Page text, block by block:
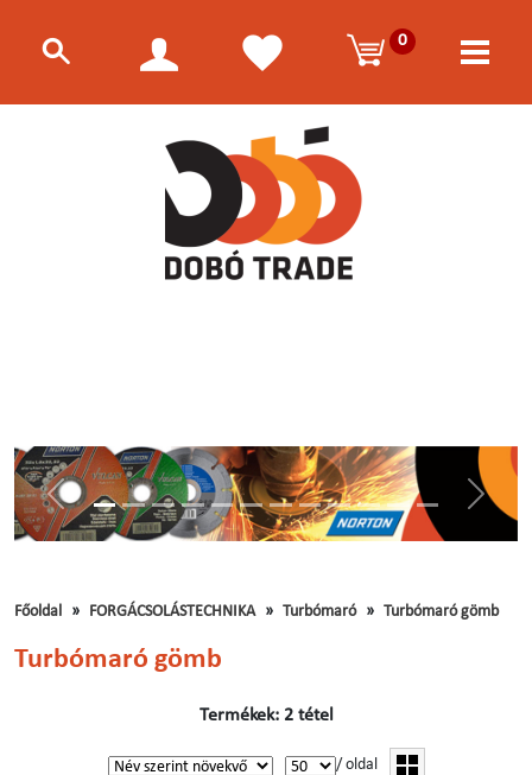
0
Előző
Főoldal FORGÁCSOLÁSTECHNIKA Turbómaró Turbómaró gömb
Turbómaró gömb
Termékek: 2 tétel
/ oldal